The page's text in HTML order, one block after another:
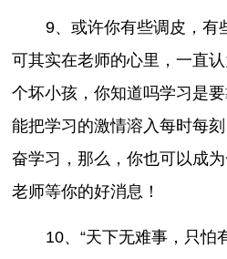
9、或许你有些调皮，有
可其实在老师的心里，一直
个坏小孩，你知道吗学习是
能把学习的激情溶入每时每
奋学习，那么，你也可以成
老师等你的好消息！
10、“天下无难事，只怕